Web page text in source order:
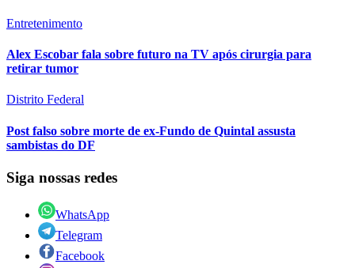
Entretenimento
Alex Escobar fala sobre futuro na TV após cirurgia para
retirar tumor
Distrito Federal
Post falso sobre morte de ex-Fundo de Quintal assusta
sambistas do DF
Siga nossas redes
WhatsApp
Telegram
Facebook